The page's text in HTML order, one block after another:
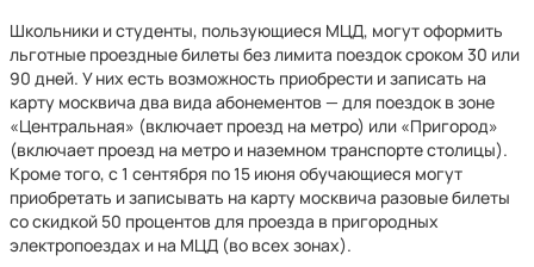
Школьники и студенты, пользующиеся МЦД, могут оформить
льготные проездные билеты без лимита поездок сроком 30 или
90 дней. У них есть возможность приобрести и записать на
карту москвича два вида абонементов — для поездок в зоне
«Центральная» (включает проезд на метро) или «Пригород»
(включает проезд на метро и наземном транспорте столицы).
Кроме того, с 1 сентября по 15 июня обучающиеся могут
приобретать и записывать на карту москвича разовые билеты
со скидкой 50 процентов для проезда в пригородных
электропоездах и на МЦД (во всех зонах).